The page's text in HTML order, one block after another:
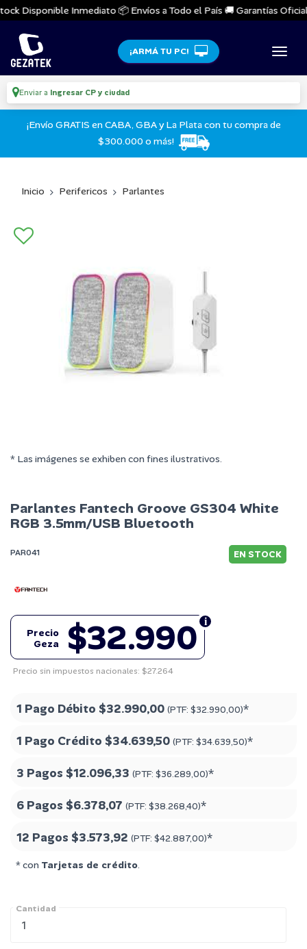
Disponible Inmediato 📦 Envíos a Todo el País 🚚 Garantías
¡ARMÁ TU PC!
Enviar a Ingresar CP y ciudad
¡Envío GRATIS en CABA, GBA y La Plata con tu compra de
$300.000 o más!
Inicio Perifericos Parlantes
* Las imágenes se exhiben con fines ilustrativos.
Parlantes Fantech Groove GS304 White
RGB 3.5mm/USB Bluetooth
PAR041 EN STOCK
$32.990
Precio
Geza
Precio sin impuestos nacionales: $27.264
1 Pago Débito $32.990,00 (PTF: $32.990,00)*
1 Pago Crédito $34.639,50 (PTF: $34.639,50)*
3 Pagos $12.096,33 (PTF: $36.289,00)*
6 Pagos $6.378,07 (PTF: $38.268,40)*
12 Pagos $3.573,92 (PTF: $42.887,00)*
* con Tarjetas de crédito.
Cantidad